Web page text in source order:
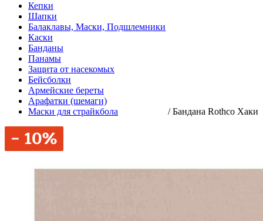
Кепки
Шапки
Балаклавы, Маски, Подшлемники
Каски
Банданы
Панамы
Защита от насекомых
Бейсболки
Армейские береты
Арафатки (шемаги)
Маски для страйкбола
/Бандана Rothco Хаки